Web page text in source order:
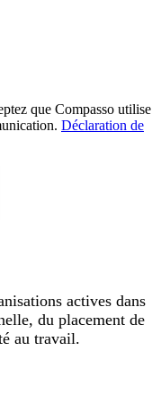
que Compasso utilise
Déclaration de
actives dans
du placement de
au travail.